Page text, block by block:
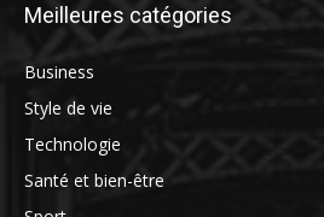
Meilleures catégories
Business
Style de vie
Technologie
Santé et bien-être